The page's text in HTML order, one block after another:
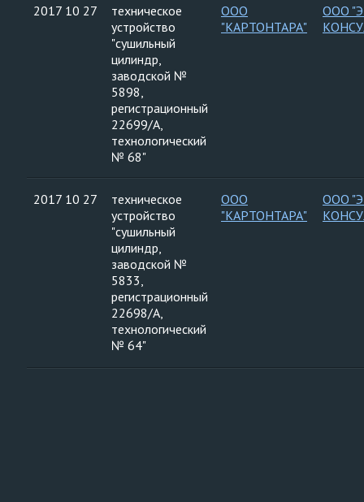
2017 10 27
техническое
устройство
"сушильный
цилиндр,
заводской №
5898,
регистрационный
22699/А,
технологический
№ 68"
ООО
"КАРТОНТАРА"
ООО
2017 10 27
техническое
устройство
"сушильный
цилиндр,
заводской №
5833,
регистрационный
22698/А,
технологический
№ 64"
ООО
"КАРТОНТАРА"
ООО